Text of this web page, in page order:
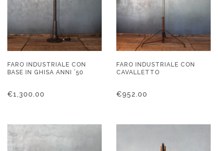
FARO INDUSTRIALE CON
BASE IN GHISA ANNI ’50
€1,300.00
FARO INDUSTRIALE CON
CAVALLETTO
€952.00